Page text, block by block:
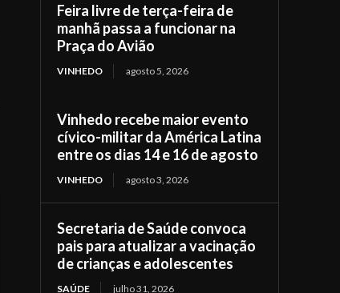
Feira livre de terça-feira de
manhã passa a funcionar na
Praça do Avião
VINHEDO agosto 5, 2026
Vinhedo recebe maior evento
cívico-militar da América Latina
entre os dias 14 e 16 de agosto
VINHEDO agosto 3, 2026
Secretaria de Saúde convoca
pais para atualizar a vacinação
de crianças e adolescentes
SAÚDE julho 31, 2026